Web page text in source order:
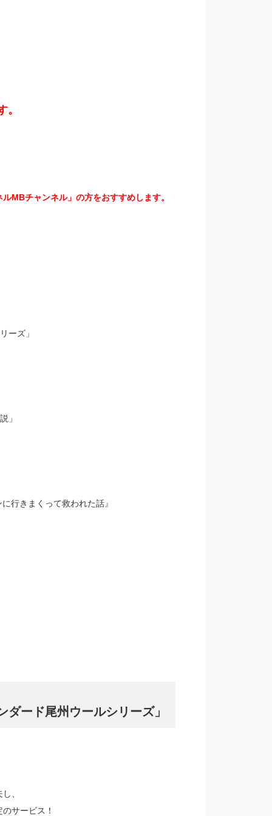
MBチャンネル」の方をおすすめします。
ーズ」
」
行きまくって救われた話』
ード尾州ウールシリーズ」
、
サービス！